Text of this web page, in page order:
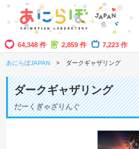
64,348 件 2,859 件 7,223 作
あにらぼJAPAN ダークギャザリング
ダークギャザリング
だーくぎゃざりんぐ